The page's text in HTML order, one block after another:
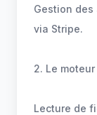
Gestion
via Stripe.
2. Le
Lecture de